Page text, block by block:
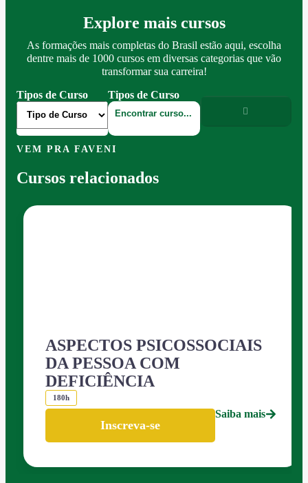
Explore mais cursos
As formações mais completas do Brasil estão aqui, escolha
dentre mais de 1000 cursos em diversas categorias que vão
transformar sua carreira!
Tipos de Curso
Tipos de Curso
VEM PRA FAVENI
Cursos relacionados
ASPECTOS PSICOSSOCIAIS
DA PESSOA COM
DEFICIÊNCIA
180h
Inscreva-se
Saiba mais